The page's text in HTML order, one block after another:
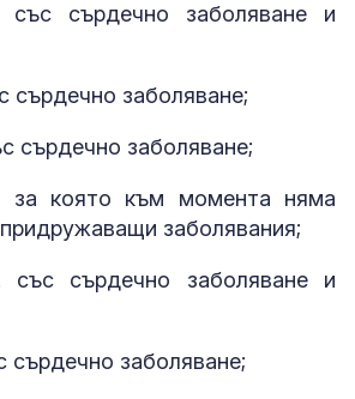
сърдечно заболяване и
сърдечно заболяване;
сърдечно заболяване;
която към момента няма
заболявания;
сърдечно заболяване и
сърдечно заболяване;